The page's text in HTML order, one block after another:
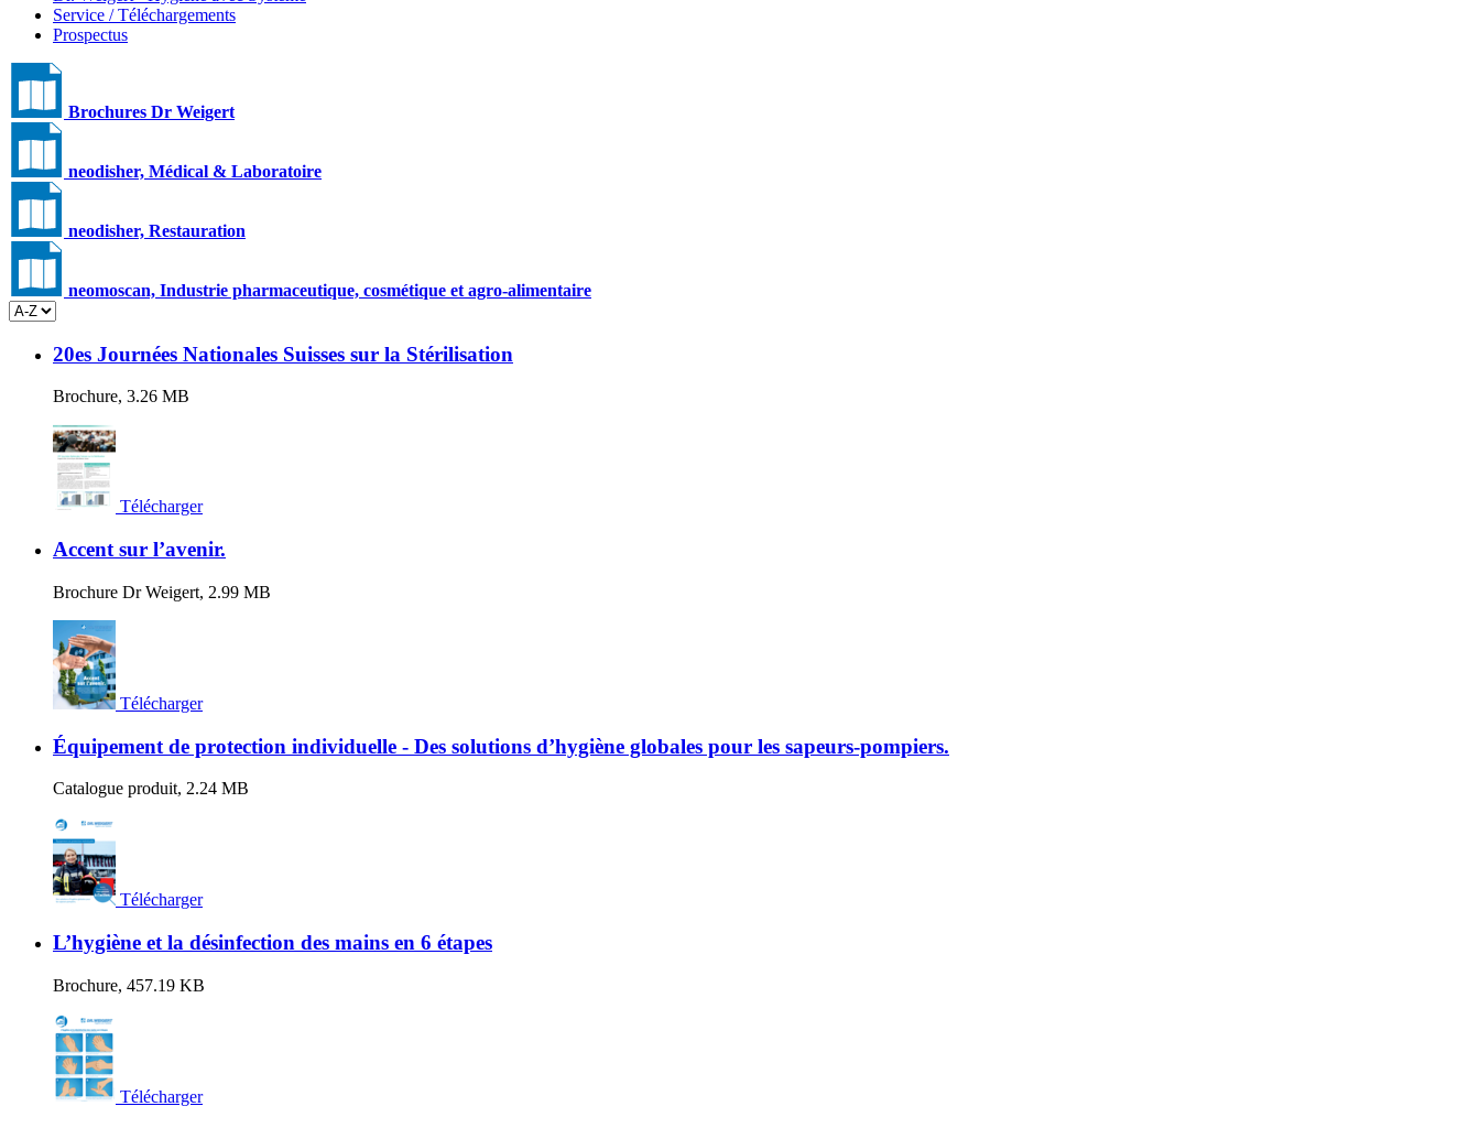
Service / Téléchargements
Prospectus
Brochures Dr Weigert
neodisher, Médical & Laboratoire
neodisher, Restauration
neomoscan, Industrie pharmaceutique, cosmétique et agro-alimentaire
20es Journées Nationales Suisses sur la Stérilisation
Brochure, 3.26 MB
Télécharger
Accent sur l’avenir.
Brochure Dr Weigert, 2.99 MB
Télécharger
Équipement de protection individuelle - Des solutions d’hygiène globales pour les sapeurs-pompiers.
Catalogue produit, 2.24 MB
Télécharger
L’hygiène et la désinfection des mains en 6 étapes
Brochure, 457.19 KB
Télécharger